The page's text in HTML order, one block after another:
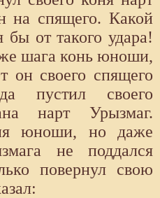
на спящего. Какой
бы от такого удара!
шага конь юноши,
он своего спящего
пустил своего
нарт Урызмаг.
юноши, но даже
не поддался
повернул свою